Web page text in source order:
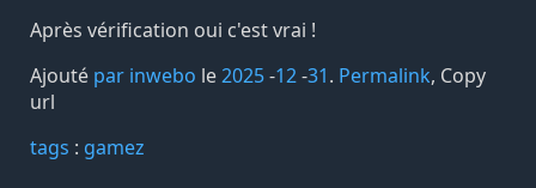
Après vérification oui c'est vrai !
Ajouté par inwebo le2025-12-31. Permalink, Copy
url
tags️ : gamez